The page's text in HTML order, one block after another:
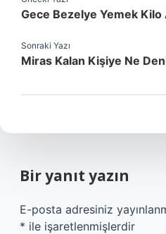
Gece Bezelye Yemek Kilo
Sonraki Yazı
Miras Kalan Kişiye Ne
Bir yanıt yazın
E-posta adresiniz
* ile işaretlenmişlerdir